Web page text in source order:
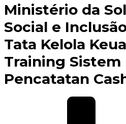
Ministério da
Social e
Tata Kelola
Training Sistem
Pencatatan